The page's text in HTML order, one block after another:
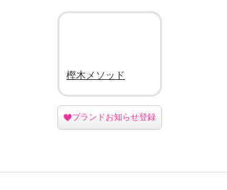
樫木メソッド
ブランドお知らせ登録